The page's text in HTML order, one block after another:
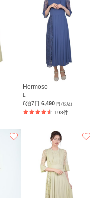
Hermoso
L
6泊7日6,490円 (税込)
198件